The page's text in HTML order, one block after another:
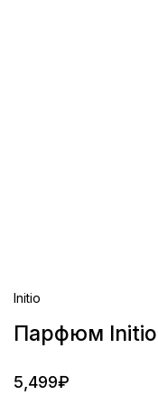
Initio
Парфюм Initio
5,499₽